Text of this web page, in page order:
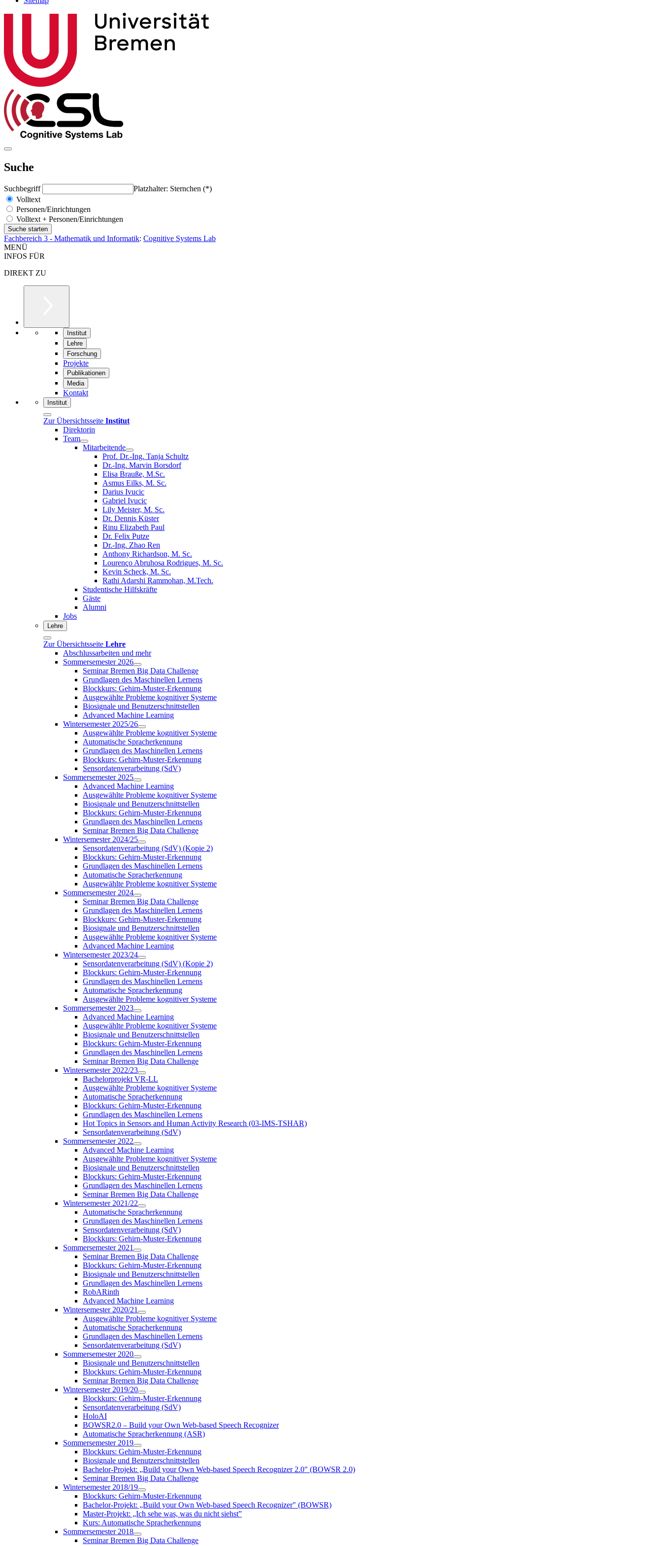
Suche
Suchbegriff
Platzhalter: Sternchen (*)
Volltext
Personen/Einrichtungen
Volltext + Personen/Einrichtungen
Fachbereich 3 - Mathematik und Informatik: Cognitive Systems Lab
MENÜ
INFOS FÜR
DIREKT ZU
Institut
Lehre
Forschung
Projekte
Publikationen
Media
Kontakt
Institut
Zur Übersichtsseite Institut
Direktorin
Team
Mitarbeitende
Prof. Dr.-Ing. Tanja Schultz
Dr.-Ing. Marvin Borsdorf
Elisa Brauße, M.Sc.
Asmus Eilks, M. Sc.
Darius Ivucic
Gabriel Ivucic
Lily Meister, M. Sc.
Dr. Dennis Küster
Rinu Elizabeth Paul
Dr. Felix Putze
Dr.-Ing. Zhao Ren
Anthony Richardson, M. Sc.
Lourenço Abruhosa Rodrigues, M. Sc.
Kevin Scheck, M. Sc.
Rathi Adarshi Rammohan, M.Tech.
Studentische Hilfskräfte
Gäste
Alumni
Jobs
Lehre
Zur Übersichtsseite Lehre
Abschlussarbeiten und mehr
Sommersemester 2026
Seminar Bremen Big Data Challenge
Grundlagen des Maschinellen Lernens
Blockkurs: Gehirn-Muster-Erkennung
Ausgewählte Probleme kognitiver Systeme
Biosignale und Benutzerschnittstellen
Advanced Machine Learning
Wintersemester 2025/26
Ausgewählte Probleme kognitiver Systeme
Automatische Spracherkennung
Grundlagen des Maschinellen Lernens
Blockkurs: Gehirn-Muster-Erkennung
Sensordatenverarbeitung (SdV)
Sommersemester 2025
Advanced Machine Learning
Ausgewählte Probleme kognitiver Systeme
Biosignale und Benutzerschnittstellen
Blockkurs: Gehirn-Muster-Erkennung
Grundlagen des Maschinellen Lernens
Seminar Bremen Big Data Challenge
Wintersemester 2024/25
Sensordatenverarbeitung (SdV) (Kopie 2)
Blockkurs: Gehirn-Muster-Erkennung
Grundlagen des Maschinellen Lernens
Automatische Spracherkennung
Ausgewählte Probleme kognitiver Systeme
Sommersemester 2024
Seminar Bremen Big Data Challenge
Grundlagen des Maschinellen Lernens
Blockkurs: Gehirn-Muster-Erkennung
Biosignale und Benutzerschnittstellen
Ausgewählte Probleme kognitiver Systeme
Advanced Machine Learning
Wintersemester 2023/24
Sensordatenverarbeitung (SdV) (Kopie 2)
Blockkurs: Gehirn-Muster-Erkennung
Grundlagen des Maschinellen Lernens
Automatische Spracherkennung
Ausgewählte Probleme kognitiver Systeme
Sommersemester 2023
Advanced Machine Learning
Ausgewählte Probleme kognitiver Systeme
Biosignale und Benutzerschnittstellen
Blockkurs: Gehirn-Muster-Erkennung
Grundlagen des Maschinellen Lernens
Seminar Bremen Big Data Challenge
Wintersemester 2022/23
Bachelorprojekt VR-LL
Ausgewählte Probleme kognitiver Systeme
Automatische Spracherkennung
Blockkurs: Gehirn-Muster-Erkennung
Grundlagen des Maschinellen Lernens
Hot Topics in Sensors and Human Activity Research (03-IMS-TSHAR)
Sensordatenverarbeitung (SdV)
Sommersemester 2022
Advanced Machine Learning
Ausgewählte Probleme kognitiver Systeme
Biosignale und Benutzerschnittstellen
Blockkurs: Gehirn-Muster-Erkennung
Grundlagen des Maschinellen Lernens
Seminar Bremen Big Data Challenge
Wintersemester 2021/22
Automatische Spracherkennung
Grundlagen des Maschinellen Lernens
Sensordatenverarbeitung (SdV)
Blockkurs: Gehirn-Muster-Erkennung
Sommersemester 2021
Seminar Bremen Big Data Challenge
Blockkurs: Gehirn-Muster-Erkennung
Biosignale und Benutzerschnittstellen
Grundlagen des Maschinellen Lernens
RobARinth
Advanced Machine Learning
Wintersemester 2020/21
Ausgewählte Probleme kognitiver Systeme
Automatische Spracherkennung
Grundlagen des Maschinellen Lernens
Sensordatenverarbeitung (SdV)
Sommersemester 2020
Biosignale und Benutzerschnittstellen
Blockkurs: Gehirn-Muster-Erkennung
Seminar Bremen Big Data Challenge
Wintersemester 2019/20
Blockkurs: Gehirn-Muster-Erkennung
Sensordatenverarbeitung (SdV)
HoloAI
BOWSR2.0 – Build your Own Web-based Speech Recognizer
Automatische Spracherkennung (ASR)
Sommersemester 2019
Blockkurs: Gehirn-Muster-Erkennung
Biosignale und Benutzerschnittstellen
Bachelor-Projekt: „Build your Own Web-based Speech Recognizer 2.0" (BOWSR 2.0)
Seminar Bremen Big Data Challenge
Wintersemester 2018/19
Blockkurs: Gehirn-Muster-Erkennung
Bachelor-Projekt: „Build your Own Web-based Speech Recognizer" (BOWSR)
Master-Projekt: „Ich sehe was, was du nicht siehst”
Kurs: Automatische Spracherkennung
Sommersemester 2018
Seminar Bremen Big Data Challenge